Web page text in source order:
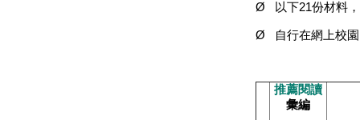
Ø 以下21份材料
Ø 自行在網上校
推薦閱讀
彙編